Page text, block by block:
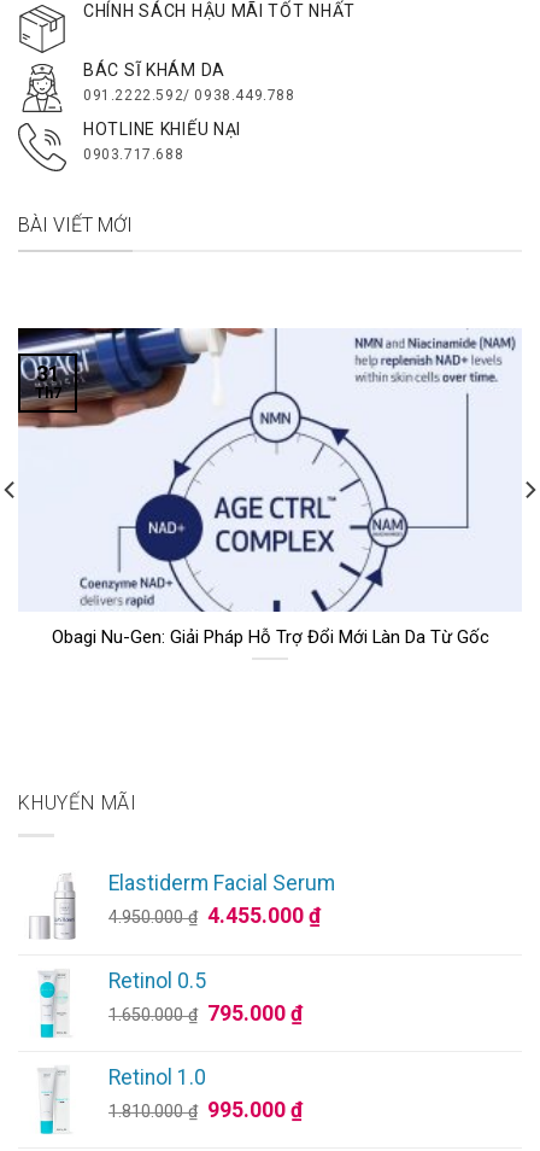
CHÍNH SÁCH HẬU MÃI TỐT NHẤT
BÁC SĨ KHÁM DA
091.2222.592/ 0938.449.788
HOTLINE KHIẾU NẠI
0903.717.688
BÀI VIẾT MỚI
Obagi Nu-Gen: Giải Pháp Hỗ Trợ Đổi Mới Làn Da Từ Gốc
31
Th7
KHUYẾN MÃI
Elastiderm Facial Serum
4.950.000₫ Giá
4.950.000 ₫.
4.455.000₫Giá
Retinol 0.5
1.650.000₫ Giá
1.650.000 ₫.
795.000₫Giá
Retinol 1.0
1.810.000₫ Giá
995.000₫Giá